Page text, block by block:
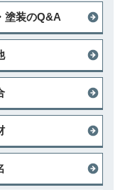
塗装のQ&A